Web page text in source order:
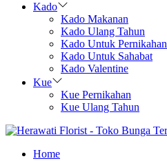
Kado
Kado Makanan
Kado Ulang Tahun
Kado Untuk Pernikahan
Kado Untuk Sahabat
Kado Valentine
Kue
Kue Pernikahan
Kue Ulang Tahun
Home